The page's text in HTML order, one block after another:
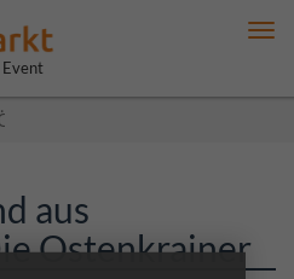
Event
aus
Ostenkrainer